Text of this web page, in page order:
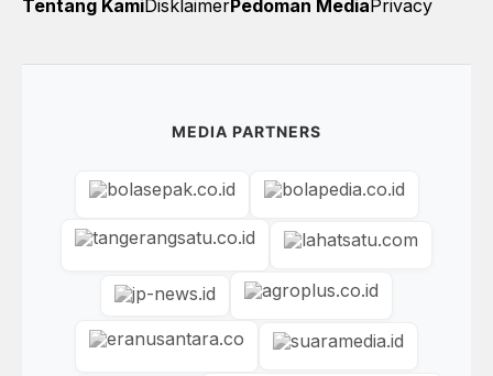
Tentang KamiDisklaimerPedoman MediaPrivacy
MEDIA PARTNERS